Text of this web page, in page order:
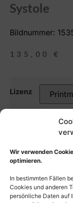
Wir verwenden
optimieren.
In bestimmten Fällen
Cookies und anderen
persönliche Daten auf
Systole
Bildnummer:
135,00 €
Lizenz
Auswahl